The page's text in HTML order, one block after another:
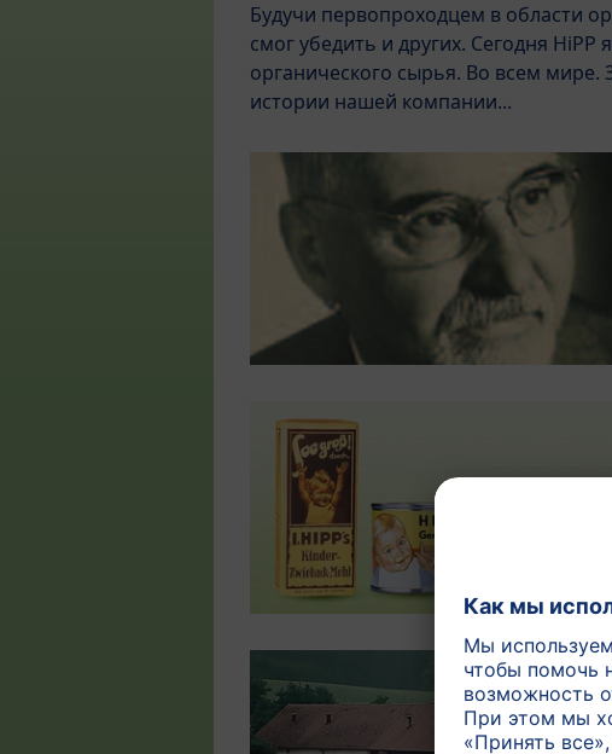
Будучи первопроходцем в области
смог убедить и других. Сегодня
органического сырья. Во всем
истории нашей компании...